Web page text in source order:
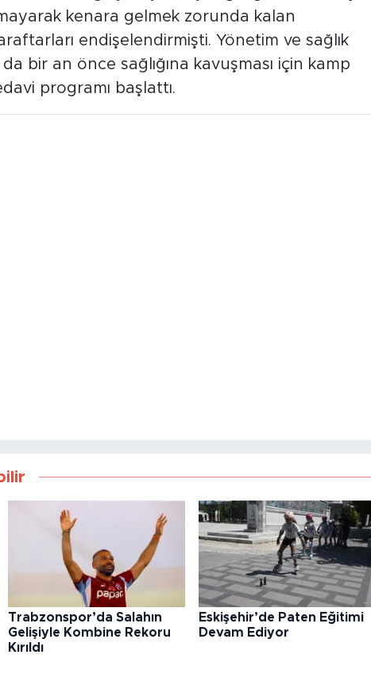
kenara gelmek zorunda kalan
endişelendirmişti. Yönetim ve sağlık
bir an önce sağlığına kavuşması için kamp
programı başlattı.
Trabzonspor’da Salahın
Gelişiyle Kombine Rekoru
Kırıldı
Eskişehir’de Paten Eğitimi
Devam Ediyor